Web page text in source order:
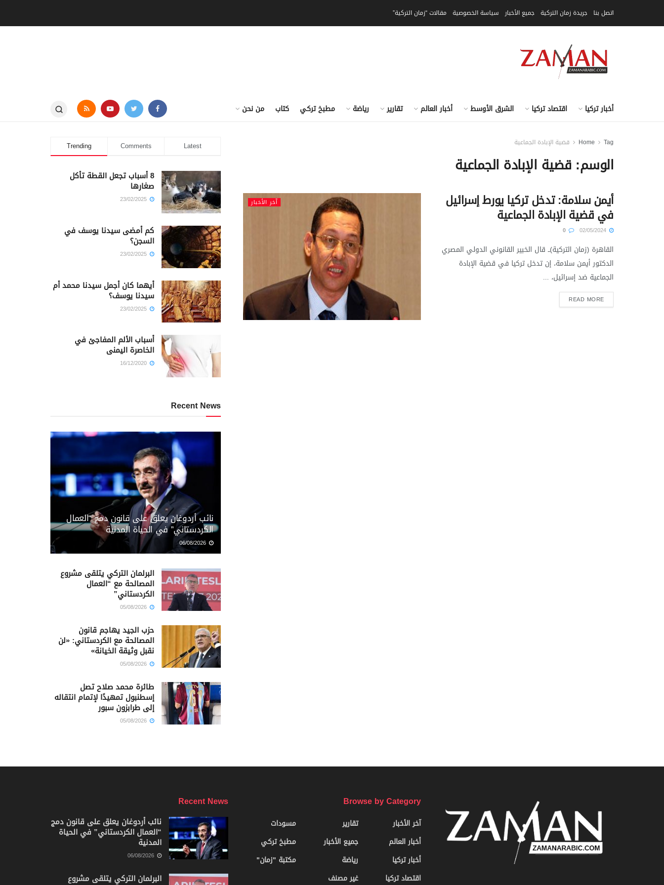
اتصل بنا جريدة زمان التركية جميع الأخبار سياسة الخصوصية مقالات “زمان التركية”
أخبار تركيا اقتصاد تركيا الشرق الأوسط أخبار العالم تقارير رياضة مطبخ تركي كتاب من نحن
Home Tag قضية الإبادة الجماعية
الوسم: قضية الإبادة الجماعية
آخر الأخبار أيمن سلامة: تدخل تركيا يورط إسرائيل
في قضية الإبادة الجماعية
القاهرة (زمان التركية)ــ قال الخبير القانوني الدولي المصري
الدكتور أيمن سلامة، إن تدخل تركيا في قضية الإبادة
الجماعية ضد إسرائيل، ...
READ MORE
Trending Comments Latest
8 أسباب تجعل القطة تأكل
صغارها
كم أمضى سيدنا يوسف في
السجن؟
أيهما كان أجمل سيدنا محمد أم
سيدنا يوسف؟
أسباب الألم المفاجئ في
الخاصرة اليمنى
Recent News
نائب أردوغان يعلق على قانون دمج “العمال
الكردستاني” في الحياة المدنية
البرلمان التركي يتلقى مشروع
المصالحة مع “العمال
الكردستاني”
حزب الجيد يهاجم قانون
المصالحة مع الكردستاني: «لن
نقبل وثيقة الخيانة»
طائرة محمد صلاح تصل
إسطنبول تمهيدًا لإتمام انتقاله
إلى طرابزون سبور
Browse by Category
آخر الأخبار
أخبار العالم
أخبار تركيا
اقتصاد تركيا
تقارير
جميع الأخبار
رياضة
غير مصنف
مسودات
مطبخ تركي
مكتبة "زمان"
Recent News
نائب أردوغان يعلق على قانون دمج
“العمال الكردستاني” في الحياة
المدنية
البرلمان التركي يتلقى مشروع